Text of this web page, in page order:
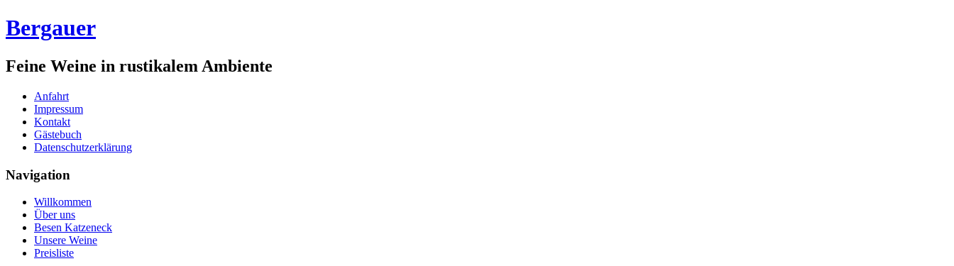
Bergauer
Feine Weine in rustikalem Ambiente
Anfahrt
Impressum
Kontakt
Gästebuch
Datenschutzerklärung
Navigation
Willkommen
Über uns
Besen Katzeneck
Unsere Weine
Preisliste